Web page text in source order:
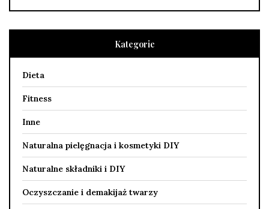
Kategorie
Dieta
Fitness
Inne
Naturalna pielęgnacja i kosmetyki DIY
Naturalne składniki i DIY
Oczyszczanie i demakijaż twarzy